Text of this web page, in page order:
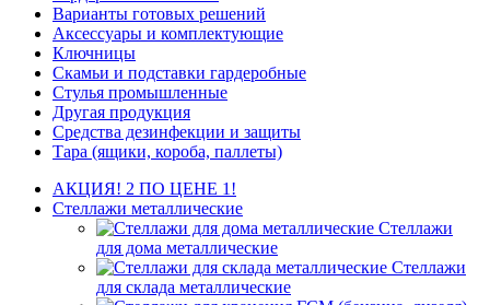
Варианты готовых решений
Аксессуары и комплектующие
Ключницы
Скамьи и подставки гардеробные
Стулья промышленные
Другая продукция
Средства дезинфекции и защиты
Тара (ящики, короба, паллеты)
АКЦИЯ! 2 ПО ЦЕНЕ 1!
Стеллажи металлические
Стеллажи
для дома металлические
Стеллажи
для склада металлические